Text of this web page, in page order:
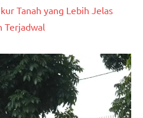
Tanah yang Lebih Jelas
Terjadwal